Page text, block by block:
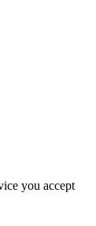
you accept